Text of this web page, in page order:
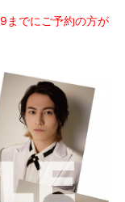
までにご予約の方が